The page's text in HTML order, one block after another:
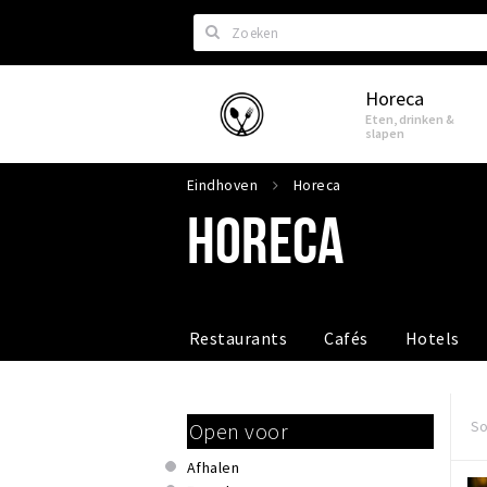
Zoeken
Eindhoven Horeca
Eten, drinken &
slapen
Eindhoven Horeca
HORECA
Restaurants Cafés Hotels
Open voor
Afhalen